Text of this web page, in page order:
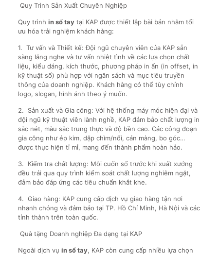
Quy Trình Sản Xuất Chuyên Nghiệp
Quy trình in sổ taytại KAP được thiết lập bài bản nhằm tối
ưu hóa trải nghiệm khách hàng:
1. Tư vấn và Thiết kế: Đội ngũ chuyên viên của KAP sẵn
sàng lắng nghe và tư vấn nhiệt tình về các lựa chọn chất
liệu, kiểu dáng, kích thước, phương pháp in ấn (in offset, in
kỹ thuật số) phù hợp với ngân sách và mục tiêu truyền
thông của doanh nghiệp. Khách hàng có thể tùy chỉnh
logo, slogan, hình ảnh theo ý muốn.
2. Sản xuất và Gia công: Với hệ thống máy móc hiện đại và
đội ngũ kỹ thuật viên lành nghề, KAP đảm bảo chất lượng in
sắc nét, màu sắc trung thực và độ bền cao. Các công đoạn
gia công như ép kim, dập chìm/nổi, cán màng, bo góc…
được thực hiện tỉ mỉ, mang đến thành phẩm hoàn hảo.
3. Kiểm tra chất lượng: Mỗi cuốn sổ trước khi xuất xưởng
đều trải qua quy trình kiểm soát chất lượng nghiêm ngặt,
đảm bảo đáp ứng các tiêu chuẩn khắt khe.
4. Giao hàng: KAP cung cấp dịch vụ giao hàng tận nơi
nhanh chóng và đảm bảo tại TP. Hồ Chí Minh, Hà Nội và các
tỉnh thành trên toàn quốc.
Quà tặng Doanh nghiệp Đa dạng tại KAP
Ngoài dịch vụ in sổ tay, KAP còn cung cấp nhiều lựa chọn